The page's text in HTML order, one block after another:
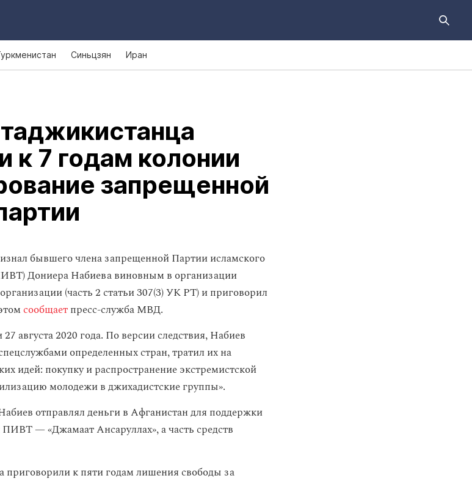
Синьцзян Иран
к 7 годам колонии
запрещенной
бывшего члена запрещенной Партии исламского
Дониера Набиева виновным в организации
(часть 2 статьи 307(3) УК РТ) и приговорил
сообщаетпресс-служба МВД.
августа 2020 года. По версии следствия, Набиев
определенных стран, тратил их на
идей: покупку и распространение экстремистской
молодежи в джихадистские группы».
отправлял деньги в Афганистан для поддержки
— «Джамаат Ансаруллах», а часть средств
приговорили к пяти годам лишения свободы за